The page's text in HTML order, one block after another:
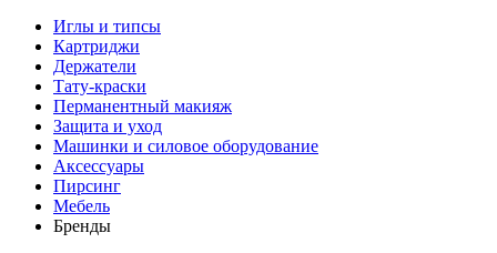
Иглы и типсы
Картриджи
Держатели
Тату-краски
Перманентный макияж
Защита и уход
Машинки и силовое оборудование
Аксессуары
Пирсинг
Мебель
Бренды